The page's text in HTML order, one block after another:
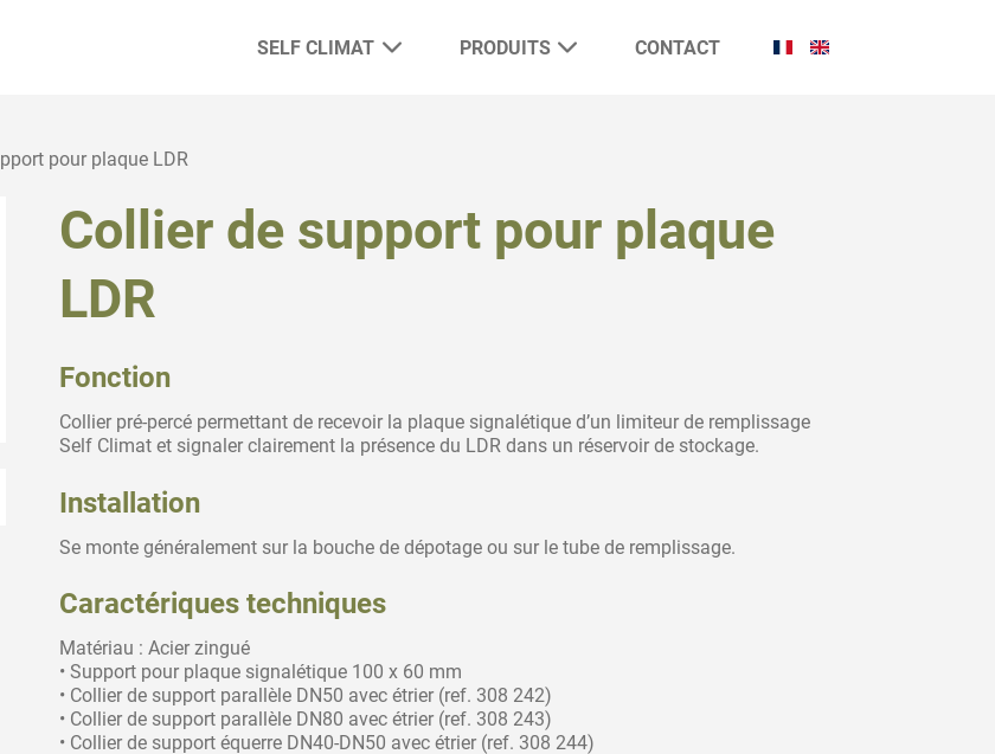
SELF CLIMAT PRODUITS CONTACT
pour plaque LDR
Collier de support pour plaque
LDR
Fonction
Collier pré-percé permettant de recevoir la plaque signalétique d’un limiteur de remplissage
Self Climat et signaler clairement la présence du LDR dans un réservoir de stockage.
Installation
Se monte généralement sur la bouche de dépotage ou sur le tube de remplissage.
Caractériques techniques
Matériau : Acier zingué
• Support pour plaque signalétique 100 x 60 mm
• Collier de support parallèle DN50 avec étrier (ref. 308 242)
• Collier de support parallèle DN80 avec étrier (ref. 308 243)
• Collier de support équerre DN40-DN50 avec étrier (ref. 308 244)